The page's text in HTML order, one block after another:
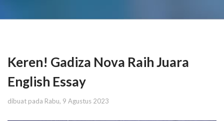
Keren! Gadiza Nova Raih Juara
English Essay
dibuat pada Rabu, 9 Agustus 2023